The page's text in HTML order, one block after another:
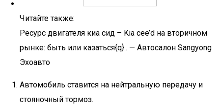
Читайте также:
Ресурс двигателя киа сид – Kia cee’d на вторичном
рынке: быть или казаться{q}.. — Автосалон Sangyong
Эхоавто
Автомобиль ставится на нейтральную передачу и
стояночный тормоз.